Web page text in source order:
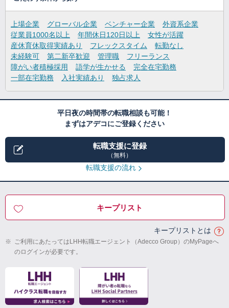
上場企業 グローバル企業 ベンチャー企業
外資系企業
従業員1000名以上
年間休日120日以上
女性が活躍
産休育休取得実績あり
フレックスタイム
転勤なし
未経験可
第二新卒歓迎 管理職
フリーランス
障がい者積極採用
語学が生かせる
完全在宅勤務
一部在宅勤務
入社実績あり 独占求人
平日夜の時間帯の転職相談も可能！
まずはアデコにご登録ください
転職支援に登録
（無料）
転職支援の流れ
キープリスト
キープリストとは
※ ご利用にあたってはLHH転職エージェント（Adecco Group）のMyPageへ
のログインが必要です。